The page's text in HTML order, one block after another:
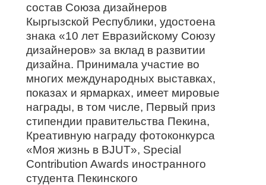
состав Союза дизайнеров
Кыргызской Республики, удостоена
знака «10 лет Евразийскому Союзу
дизайнеров» за вклад в развитии
дизайна. Принимала участие во
многих международных выставках,
показах и ярмарках, имеет мировые
награды, в том числе, Первый приз
стипендии правительства Пекина,
Креативную награду фотоконкурса
«Моя жизнь в BJUT», Special
Contribution Awards иностранного
студента Пекинского